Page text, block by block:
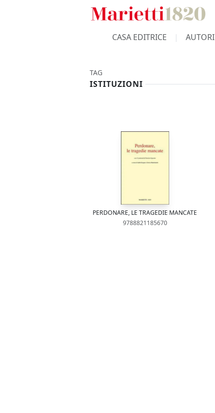
CASA EDITRICE AUTORI
TAG
ISTITUZIONI
PERDONARE, LE TRAGEDIE MANCATE
9788821185670